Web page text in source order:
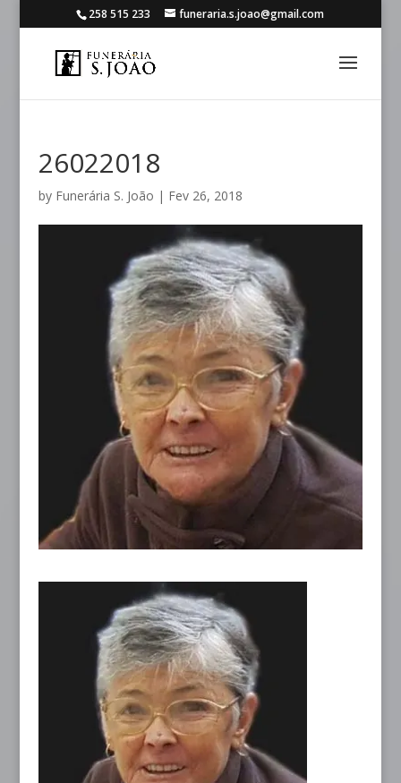
258 515 233 funeraria.s.joao@gmail.com
26022018
by Funerária S. João | Fev 26, 2018